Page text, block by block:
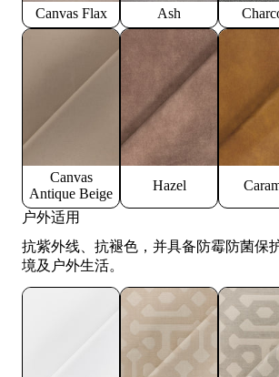
Canvas Flax Ash
Canvas
Antique Beige
Hazel
户外适用
抗紫外线、抗褪色，并具备防霉防菌保
境及户外生活。